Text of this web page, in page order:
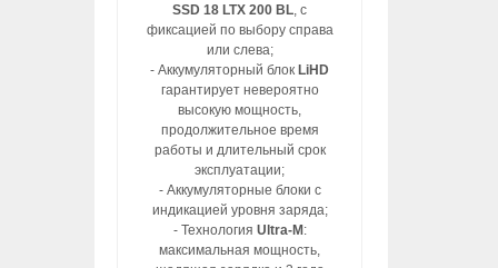
SSD 18 LTX 200 BL, с
фиксацией по выбору справа
или слева;
- Аккумуляторный блок LiHD
гарантирует невероятно
высокую мощность,
продолжительное время
работы и длительный срок
эксплуатации;
- Аккумуляторные блоки с
индикацией уровня заряда;
- Технология Ultra-M :
максимальная мощность,